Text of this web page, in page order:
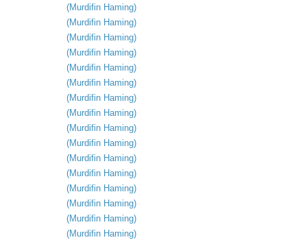
(Murdifin Haming)
(Murdifin Haming)
(Murdifin Haming)
(Murdifin Haming)
(Murdifin Haming)
(Murdifin Haming)
(Murdifin Haming)
(Murdifin Haming)
(Murdifin Haming)
(Murdifin Haming)
(Murdifin Haming)
(Murdifin Haming)
(Murdifin Haming)
(Murdifin Haming)
(Murdifin Haming)
(Murdifin Haming)